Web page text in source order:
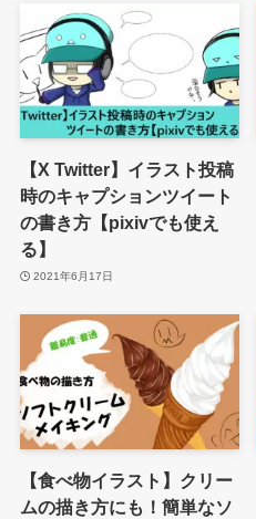
【X Twitter】イラスト投稿
時のキャプションツイート
の書き方【pixivでも使え
る】
2021年6月17日
【食べ物イラスト】クリー
ムの描き方にも！簡単なソ